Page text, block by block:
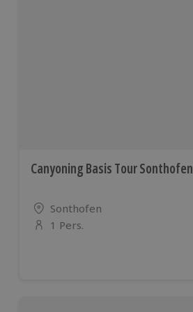
Canyoning Basis Tour Sonthofen
Standort
Sonthofen
Anzahl der Teilnehmer
1 Pers.